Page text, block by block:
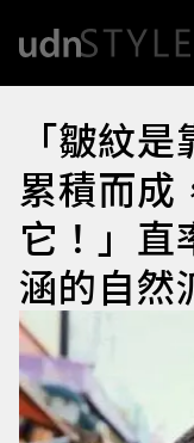
「皺紋
累積而成
它！」直
涵的自然